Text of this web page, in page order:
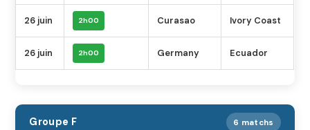
26 juin 2h00 Curasao Ivory Coast
26 juin 2h00 Germany Ecuador
Groupe F 6 matchs